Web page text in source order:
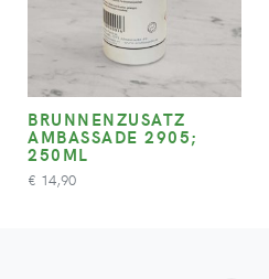
BRUNNENZUSATZ
AMBASSADE 2905;
250ML
€ 14,90